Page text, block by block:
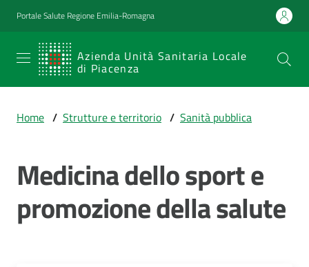
Vai al contenuto
Vai alla navigazione
Vai al footer
Portale Salute Regione Emilia-Romagna
Azienda Unità Sanitaria Locale
di Piacenza
SERVIZIO
SANITARIO
Emilia-
Azienda Unità
Sanitaria Locale
di Piacenza
Home / Strutture e territorio / Sanità pubblica
Medicina dello sport e
promozione della salute